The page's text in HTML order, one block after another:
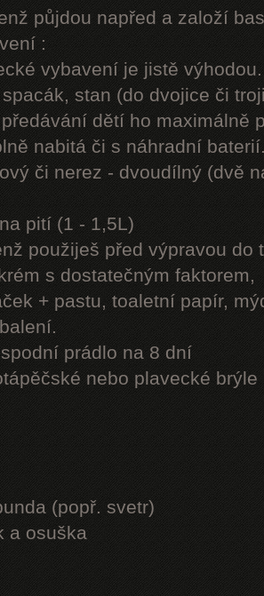
půjdou napřed a založí
:
vybavení je jistě výhodou.
stan (do dvojice či
dětí ho maximálně
nabitá či s náhradní
či nerez - dvoudílný (dvě
pití (1 - 1,5L)
použiješ před výpravou do
s dostatečným faktorem,
+ pastu, toaletní papír,
prádlo na 8 dní
nebo plavecké brýle
(popř. svetr)
a osuška